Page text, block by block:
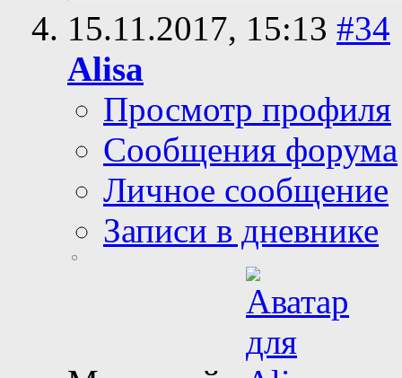
15.11.2017, 15:13 #34
Alisa
Просмотр профиля
Сообщения форума
Личное сообщение
Записи в дневнике